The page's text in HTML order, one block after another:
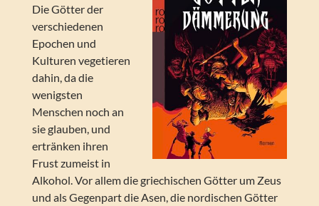
Die Götter der
verschiedenen
Epochen und
Kulturen vegetieren
dahin, da die
wenigsten
Menschen noch an
sie glauben, und
ertränken ihren
Frust zumeist in
Alkohol. Vor allem die griechischen Götter um Zeus
und als Gegenpart die Asen, die nordischen Götter